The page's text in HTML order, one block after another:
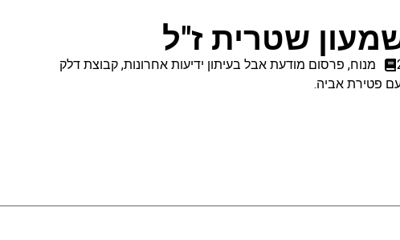
שטרית ז"ל
מנוח, פרסום מודעת אבל בעיתון ידיעות אחרונות,קבוצת דלק
פטירת אביה.